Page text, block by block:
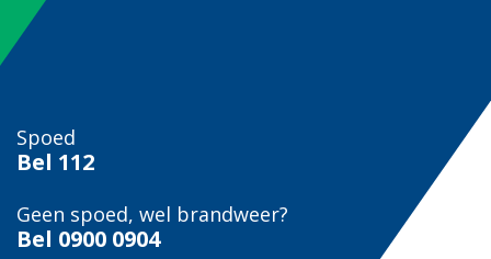
Spoed
Bel 112
Geen spoed, wel brandweer?
Bel 0900 0904